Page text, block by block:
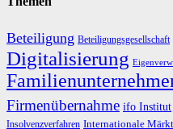
Beteiligung Beteiligungsgesellschaft
Digitalisierung
Firmenübernahme ifo Institut
Insolvenzverfahren Internationale